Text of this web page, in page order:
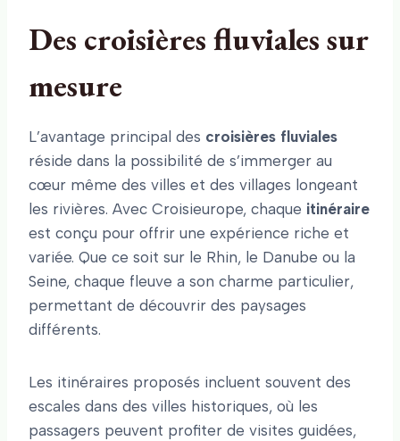
Des croisières fluviales sur
mesure
L’avantage principal des croisières fluviales
réside dans la possibilité de s’immerger au
cœur même des villes et des villages longeant
les rivières. Avec Croisieurope, chaque itinéraire
est conçu pour offrir une expérience riche et
variée. Que ce soit sur le Rhin, le Danube ou la
Seine, chaque fleuve a son charme particulier,
permettant de découvrir des paysages
différents.
Les itinéraires proposés incluent souvent des
escales dans des villes historiques, où les
passagers peuvent profiter de visites guidées,